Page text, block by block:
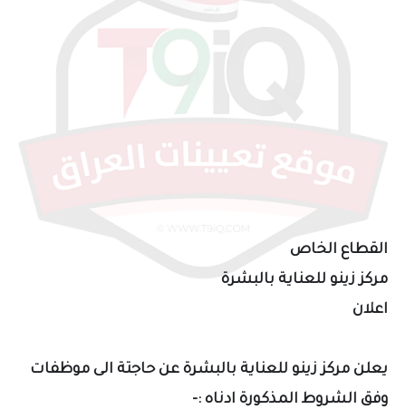
القطاع الخاص
مركز زينو للعناية بالبشرة
اعلان
يعلن مركز زينو للعناية بالبشرة عن حاجتة الى موظفات
وفق الشروط المذكورة ادناه :-